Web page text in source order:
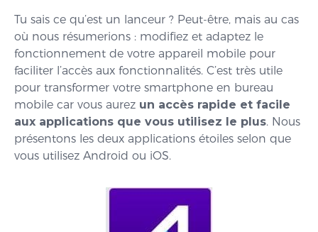
Tu sais ce qu’est un lanceur ? Peut-être, mais au cas
où nous résumerions : modifiez et adaptez le
fonctionnement de votre appareil mobile pour
faciliter l’accès aux fonctionnalités. C’est très utile
pour transformer votre smartphone en bureau
mobile car vous aurez un accès rapide et facile
aux applications que vous utilisez le plus. Nous
présentons les deux applications étoiles selon que
vous utilisez Android ou iOS.